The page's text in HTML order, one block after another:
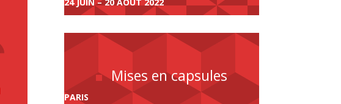
Mises en capsules
PARIS